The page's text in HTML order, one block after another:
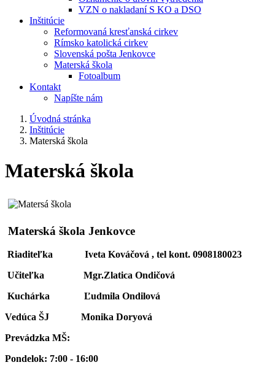
VZN o nakladaní S KO a DSO
Inštitúcie
Reformovaná kresťanská cirkev
Rímsko katolická cirkev
Slovenská pošta Jenkovce
Materská škola
Fotoalbum
Kontakt
Napíšte nám
Úvodná stránka
Inštitúcie
Materská škola
Materská škola
Materská škola Jenkovce
Riaditeľka Iveta Kováčová , tel kont. 0908180023
Učiteľka Mgr.Zlatica Ondičová
Kuchárka Ľudmila Ondilová
Vedúca ŠJ Monika Doryová
Prevádzka MŠ:
Pondelok: 7:00 - 16:00